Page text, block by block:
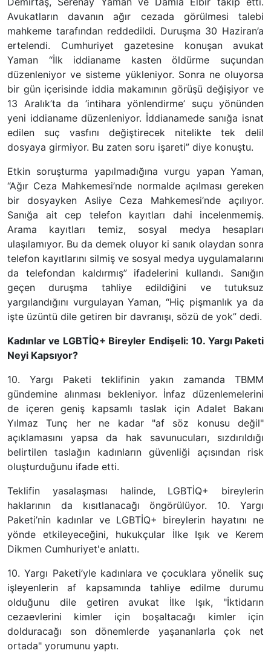
Avukatların davanın ağır cezada görülmesi talebi
mahkeme tarafından reddedildi. Duruşma 30 Haziran’a
ertelendi. Cumhuriyet gazetesine konuşan avukat
Yaman “İlk iddianame kasten öldürme suçundan
düzenleniyor ve sisteme yükleniyor. Sonra ne oluyorsa
bir gün içerisinde iddia makamının görüşü değişiyor ve
13 Aralık’ta da ’intihara yönlendirme’ suçu yönünden
yeni iddianame düzenleniyor. İddianamede sanığa isnat
edilen suç vasfını değiştirecek nitelikte tek delil
dosyaya girmiyor. Bu zaten soru işareti” diye konuştu.
Etkin soruşturma yapılmadığına vurgu yapan Yaman,
“Ağır Ceza Mahkemesi’nde normalde açılması gereken
bir dosyayken Asliye Ceza Mahkemesi’nde açılıyor.
Sanığa ait cep telefon kayıtları dahi incelenmemiş.
Arama kayıtları temiz, sosyal medya hesapları
ulaşılamıyor. Bu da demek oluyor ki sanık olaydan sonra
telefon kayıtlarını silmiş ve sosyal medya uygulamalarını
da telefondan kaldırmış” ifadelerini kullandı. Sanığın
geçen duruşma tahliye edildiğini ve tutuksuz
yargılandığını vurgulayan Yaman, “Hiç pişmanlık ya da
işte üzüntü dile getiren bir davranışı, sözü de yok” dedi.
Kadınlar ve LGBTİQ+ Bireyler Endişeli: 10. Yargı Paketi
Neyi Kapsıyor?
10. Yargı Paketi teklifinin yakın zamanda TBMM
gündemine alınması bekleniyor. İnfaz düzenlemelerini
de içeren geniş kapsamlı taslak için Adalet Bakanı
Yılmaz Tunç her ne kadar "af söz konusu değil"
açıklamasını yapsa da hak savunucuları, sızdırıldığı
belirtilen taslağın kadınların güvenliği açısından risk
oluşturduğunu ifade etti.
Teklifin yasalaşması halinde, LGBTİQ+ bireylerin
haklarının da kısıtlanacağı öngörülüyor. 10. Yargı
Paketi’nin kadınlar ve LGBTİQ+ bireylerin hayatını ne
yönde etkileyeceğini, hukukçular İlke Işık ve Kerem
Dikmen Cumhuriyet'e anlattı.
10. Yargı Paketi’yle kadınlara ve çocuklara yönelik suç
işleyenlerin af kapsamında tahliye edilme durumu
olduğunu dile getiren avukat İlke Işık, "İktidarın
cezaevlerini kimler için boşaltacağı kimler için
dolduracağı son dönemlerde yaşananlarla çok net
ortada" yorumunu yaptı.